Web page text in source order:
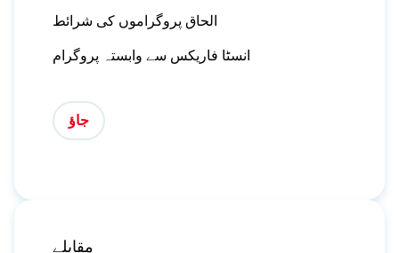
الحاق پروگراموں کی شرائط
انسٹا فاریکس سے وابستہ پروگرام
جاؤ
مقابلے